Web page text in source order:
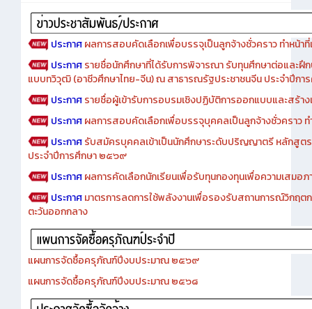
ประกาศผลการสอบคัดเลือกเพื่อบรรจุเป็นลูกจ้างชั่วคราว ทำหน้าที่
ประกาศ รายชื่อนักศึกษาที่ได้รับการพิจารณา รับทุนศึกษาต่อและฝึ
แบบทวิวุฒิ (อาชีวศึกษาไทย-จีน) ณ สาธารณรัฐประชาชนจีน ประจำปีก
ประกาศรายชื่อผู้เข้ารับการอบรมเชิงปฏิบัติการออกแบบและสร้า
ประกาศผลการสอบคัดเลือกเพื่อบรรจุบุคคลเป็นลูกจ้างชั่วคราว ท
ประกาศรับสมัครบุคคลเข้าเป็นนักศึกษาระดับปริญญาตรี หลักสูต
ประจำปีการศึกษา ๒๕๖๙
ประกาศผลการคัดเลือกนักเรียนเพื่อรับทุนกองทุนเพื่อความเสมอ
ประกาศมาตรการลดการใช้พลังงานเพื่อรองรับสถานการณ์วิกฤ
ตะวันออกกลาง
แผนการจัดซื้อครุภัณฑ์ปีงบประมาณ ๒๕๖๙
แผนการจัดซื้อครุภัณฑ์ปีงบประมาณ ๒๕๖๘